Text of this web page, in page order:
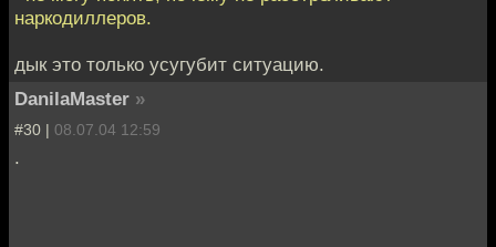
наркодиллеров.
дык это только усугубит ситуацию.
DanilaMaster »
#30 | 08.07.04 12:59
.